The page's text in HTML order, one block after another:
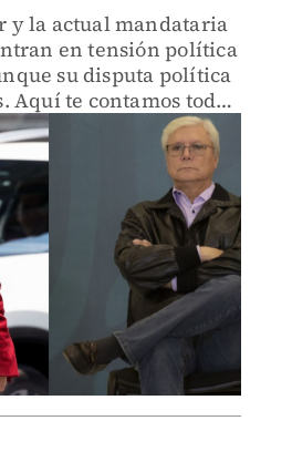
y la actual mandataria
en tensión política
su disputa política
Aquí te contamos todos